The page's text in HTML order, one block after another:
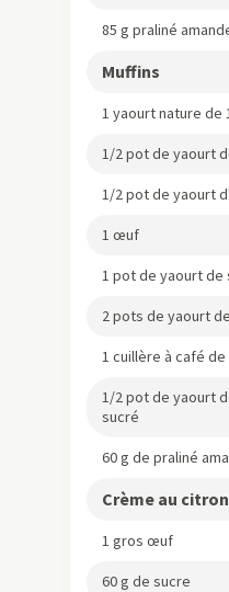
85 g praliné
Muffins
1 yaourt nature de
1/2 pot de yaourt
1/2 pot de yaourt
1 œuf
1 pot de yaourt de
2 pots de yaourt
1 cuillère à café
1/2 pot de yaourt
sucré
60 g de praliné
Crème au citron
1 gros œuf
60 g de sucre